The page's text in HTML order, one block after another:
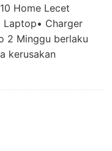
Home Lecet
Laptop• Charger
2 Minggu berlaku
kerusakan